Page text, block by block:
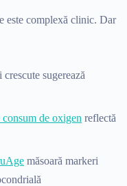
este complexă clinic. Dar
sugerează
de oxigen reflectă
măsoară markeri